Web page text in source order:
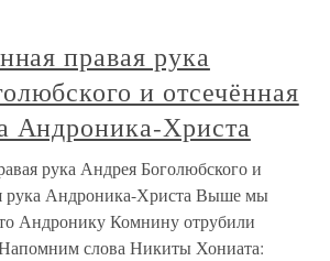
правая рука
и отсечённая
Андроника-Христа
рука Андрея Боголюбского и
рука Андроника-Христа Выше мы
Андронику Комнину отрубили
слова Никиты Хониата: